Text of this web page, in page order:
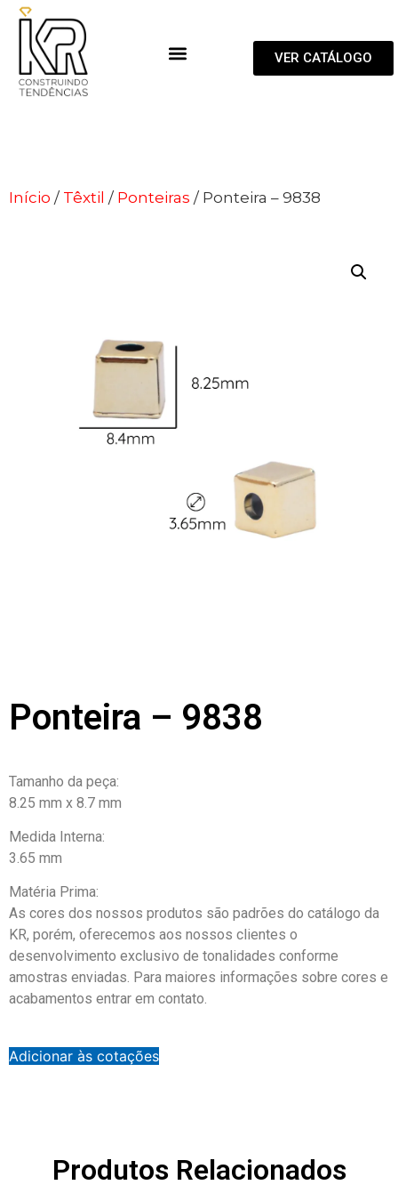
VER CATÁLOGO
Início / Têxtil / Ponteiras / Ponteira – 9838
Ponteira – 9838
Tamanho da peça:
8.25 mm x 8.7 mm
Medida Interna:
3.65 mm
Matéria Prima:
As cores dos nossos produtos são padrões do catálogo da
KR, porém, oferecemos aos nossos clientes o
desenvolvimento exclusivo de tonalidades conforme
amostras enviadas. Para maiores informações sobre cores e
acabamentos entrar em contato.
Adicionar às cotações
Produtos Relacionados